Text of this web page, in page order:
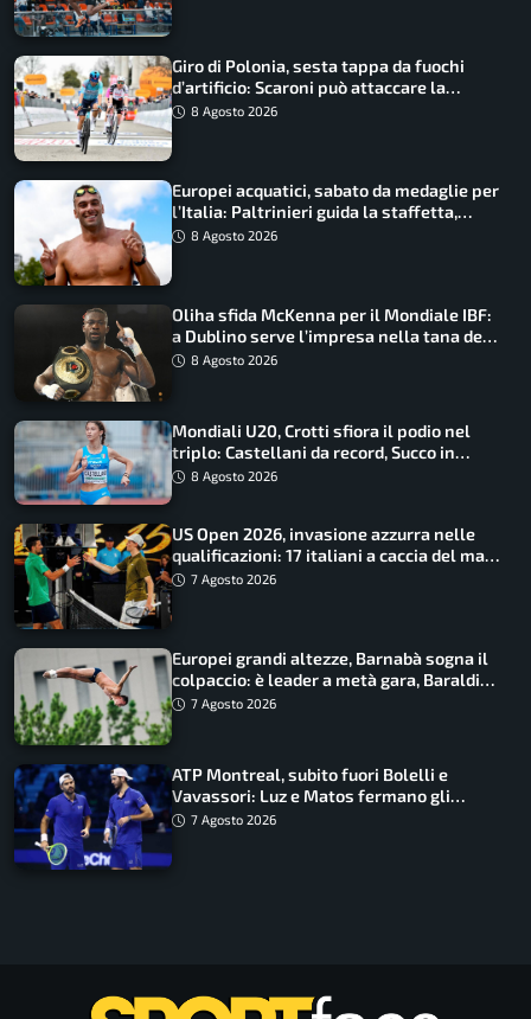
Giro di Polonia, sesta tappa da fuochi
d’artificio: Scaroni può attaccare la
maglia di Lemmen
8 Agosto 2026
Europei acquatici, sabato da medaglie per
l’Italia: Paltrinieri guida la staffetta,
Barnabà sogna l’oro dalle grandi altezze
8 Agosto 2026
Oliha sfida McKenna per il Mondiale IBF:
a Dublino serve l’impresa nella tana del
lupo8 Agosto 2026
Mondiali U20, Crotti sfiora il podio nel
triplo: Castellani da record, Succo in
finale
8 Agosto 2026
US Open 2026, invasione azzurra nelle
qualificazioni: 17 italiani a caccia del main
draw7 Agosto 2026
Europei grandi altezze, Barnabà sogna il
colpaccio: è leader a metà gara, Baraldi
ancora in corsa
7 Agosto 2026
ATP Montreal, subito fuori Bolelli e
Vavassori: Luz e Matos fermano gli
azzurri
7 Agosto 2026